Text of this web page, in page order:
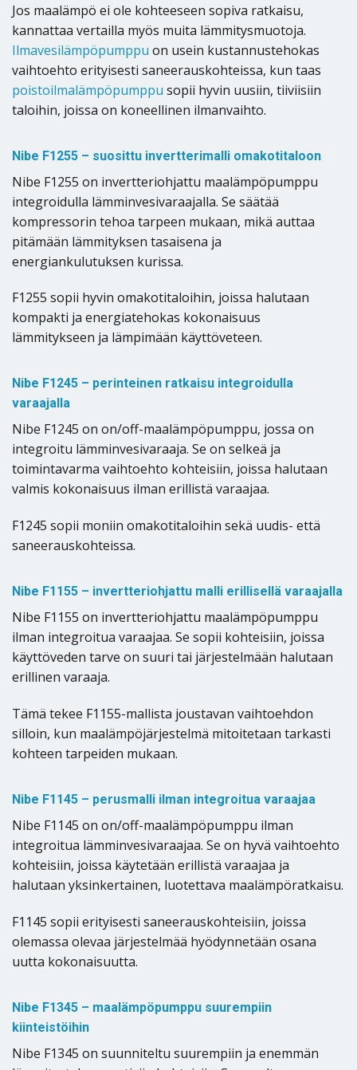
Jos maalämpö ei ole kohteeseen sopiva ratkaisu,
kannattaa vertailla myös muita lämmitysmuotoja.
Ilmavesilämpöpumppu on usein kustannustehokas
vaihtoehto erityisesti saneerauskohteissa, kun taas
poistoilmalämpöpumppu sopii hyvin uusiin, tiiviisiin
taloihin, joissa on koneellinen ilmanvaihto.
Nibe F1255 – suosittu invertterimalli omakotitaloon
Nibe F1255 on invertteriohjattu maalämpöpumppu
integroidulla lämminvesivaraajalla. Se säätää
kompressorin tehoa tarpeen mukaan, mikä auttaa
pitämään lämmityksen tasaisena ja
energiankulutuksen kurissa.
F1255 sopii hyvin omakotitaloihin, joissa halutaan
kompakti ja energiatehokas kokonaisuus
lämmitykseen ja lämpimään käyttöveteen.
Nibe F1245 – perinteinen ratkaisu integroidulla
varaajalla
Nibe F1245 on on/off-maalämpöpumppu, jossa on
integroitu lämminvesivaraaja. Se on selkeä ja
toimintavarma vaihtoehto kohteisiin, joissa halutaan
valmis kokonaisuus ilman erillistä varaajaa.
F1245 sopii moniin omakotitaloihin sekä uudis- että
saneerauskohteissa.
Nibe F1155 – invertteriohjattu malli erillisellä varaajalla
Nibe F1155 on invertteriohjattu maalämpöpumppu
ilman integroitua varaajaa. Se sopii kohteisiin, joissa
käyttöveden tarve on suuri tai järjestelmään halutaan
erillinen varaaja.
Tämä tekee F1155-mallista joustavan vaihtoehdon
silloin, kun maalämpöjärjestelmä mitoitetaan tarkasti
kohteen tarpeiden mukaan.
Nibe F1145 – perusmalli ilman integroitua varaajaa
Nibe F1145 on on/off-maalämpöpumppu ilman
integroitua lämminvesivaraajaa. Se on hyvä vaihtoehto
kohteisiin, joissa käytetään erillistä varaajaa ja
halutaan yksinkertainen, luotettava maalämpöratkaisu.
F1145 sopii erityisesti saneerauskohteisiin, joissa
olemassa olevaa järjestelmää hyödynnetään osana
uutta kokonaisuutta.
Nibe F1345 – maalämpöpumppu suurempiin
kiinteistöihin
Nibe F1345 on suunniteltu suurempiin ja enemmän